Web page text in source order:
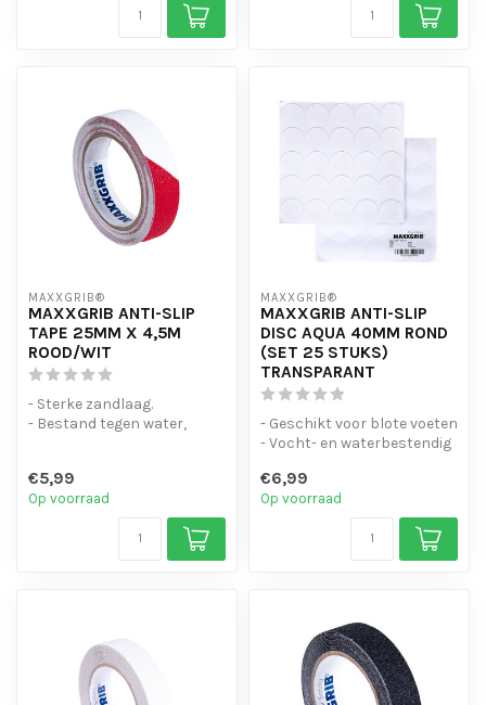
MAXXGRIB®
MAXXGRIB ANTI-SLIP
TAPE 25MM X 4,5M
ROOD/WIT
- Sterke zandlaag.
- Bestand tegen water,
€5,99
Op voorraad
MAXXGRIB®
MAXXGRIB ANTI-SLIP
DISC AQUA 40MM ROND
(SET 25 STUKS)
TRANSPARANT
- Geschikt voor blote voeten
- Vocht- en waterbestendig
€6,99
Op voorraad